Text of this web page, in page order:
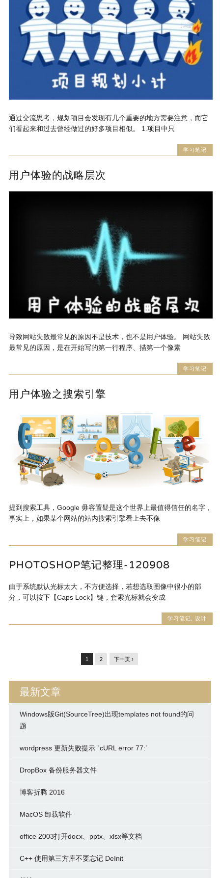
通过交流思考，规划项目会发现有几个重要的地方需要注意，而它
们看起来和过去曾经做过的好多项目相似。 1.项目中只
学习笔记
用户体验的战略层次
导致网站失败最常见的原因不是技术，也不是用户体验。 网站失败
最常见的原因，是在开始写的第一行程序、描第一个像素
学习笔记
用户体验之搜索引擎
提到搜索工具，Google 毋容置疑是这个世界上最值得信任的名字，
事实上，如果某个网站的站内搜索引擎看上去不像
学习笔记
PHOTOSHOP笔记整理-120908
由于系统默认光标太大，不方便选择，若想选取图像中很小的部
分，可以按下【Caps Lock】键，套索光标就会变成
学习笔记, 设计
1 2 下一页 ›
最新文章
Windows版Git(SourceTree)出现templates not found的问
题
wordpress 更新失败提示 `cURL error 77:`
DropBox 备份服务器文件
博客折腾 2016
MacOS 卸载软件
office 2003打开docx、pptx、xlsx等文档
C++ 使用第三方库不要忘记 DeInit